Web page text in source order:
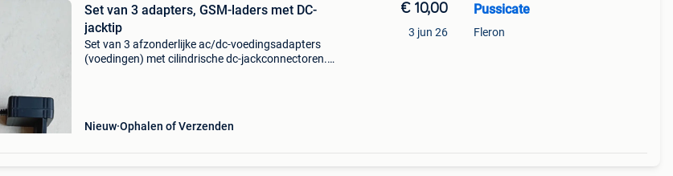
Set van 3 adapters, GSM-laders met DC-
jacktip
Set van 3 afzonderlijke ac/dc-voedingsadapters
(voedingen) met cilindrische dc-jackconnectoren.
Nieuw Ophalen of Verzenden
€ 10,00
3 jun 26
Pussicate
Fleron